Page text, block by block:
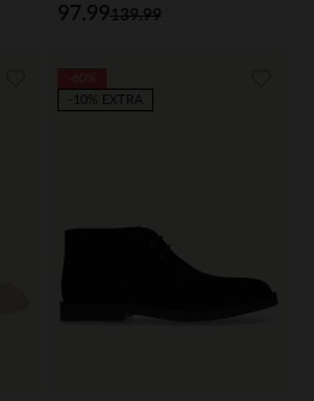
139.99
97.99
-10% EXTRA